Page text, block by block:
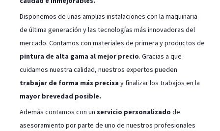
Disponemos de unas amplias instalaciones con la maquinaria
de última generación y las tecnologías más innovadoras del
mercado. Contamos con materiales de primera y productos de
pintura de alta gama al mejor precio. Gracias a que
cuidamos nuestra calidad, nuestros expertos pueden
trabajar de forma más precisa y finalizar los trabajos en la
mayor brevedad posible.
Además contamos con un servicio personalizado de
asesoramiento por parte de uno de nuestros profesionales